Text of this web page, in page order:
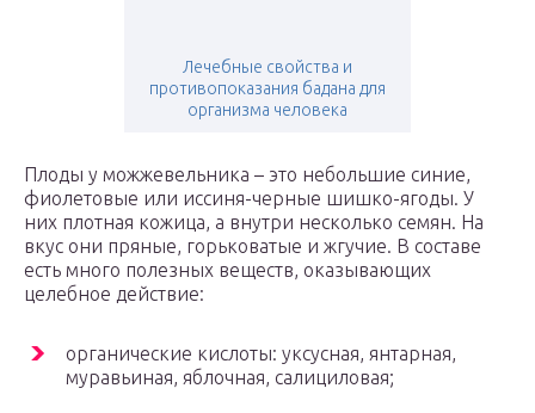
Лечебные свойства и
противопоказания бадана для
организма человека
Плоды у можжевельника – это небольшие синие,
фиолетовые или иссиня-черные шишко-ягоды. У
них плотная кожица, а внутри несколько семян. На
вкус они пряные, горьковатые и жгучие. В составе
есть много полезных веществ, оказывающих
целебное действие:
органические кислоты: уксусная, янтарная,
муравьиная, яблочная, салициловая;